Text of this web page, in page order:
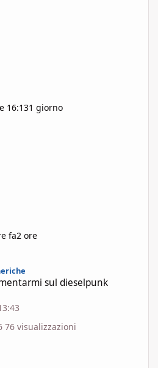
16:131 giorno
fa2 ore
sul dieselpunk
76 visualizzazioni